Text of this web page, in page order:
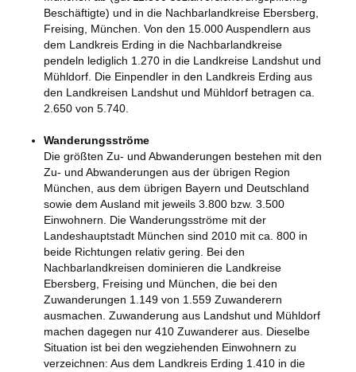
Beschäftigte) und in die Nachbarlandkreise Ebersberg,
Freising, München. Von den 15.000 Auspendlern aus
dem Landkreis Erding in die Nachbarlandkreise
pendeln lediglich 1.270 in die Landkreise Landshut und
Mühldorf. Die Einpendler in den Landkreis Erding aus
den Landkreisen Landshut und Mühldorf betragen ca.
2.650 von 5.740.
Wanderungsströme
Die größten Zu- und Abwanderungen bestehen mit den
Zu- und Abwanderungen aus der übrigen Region
München, aus dem übrigen Bayern und Deutschland
sowie dem Ausland mit jeweils 3.800 bzw. 3.500
Einwohnern. Die Wanderungsströme mit der
Landeshauptstadt München sind 2010 mit ca. 800 in
beide Richtungen relativ gering. Bei den
Nachbarlandkreisen dominieren die Landkreise
Ebersberg, Freising und München, die bei den
Zuwanderungen 1.149 von 1.559 Zuwanderern
ausmachen. Zuwanderung aus Landshut und Mühldorf
machen dagegen nur 410 Zuwanderer aus. Dieselbe
Situation ist bei den wegziehenden Einwohnern zu
verzeichnen: Aus dem Landkreis Erding 1.410 in die